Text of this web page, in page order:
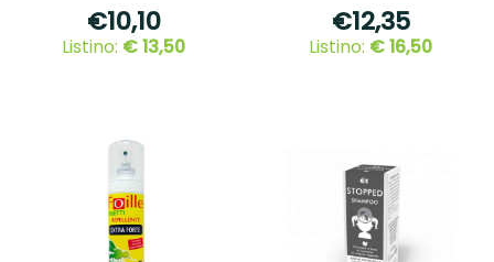
€10,10
Listino: € 13,50
€12,35
Listino: € 16,50